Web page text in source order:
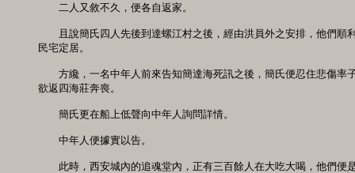
二人又敘不久，便各自返家。
且說簡氏四人先後到達螺江村之後，經由洪員外之安排，他們順
民宅定居。
方纔，一名中年人前來告知簡達海死訊之後，簡氏便忍住悲傷率
欲返四海莊奔喪。
簡氏更在船上低聲向中年人詢問詳情。
中年人便據實以告。
此時，西安城內的追魂堂內，正有三百餘人在大吃大喝，他們便